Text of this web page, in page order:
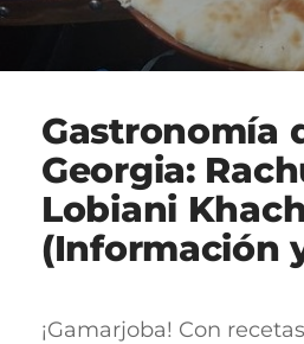
Gastronomía
Georgia:
Lobiani
(Información
¡Gamarjoba! Con